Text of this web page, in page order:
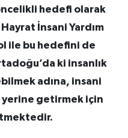
hedefi olarak
İnsani Yardım
ile bu hedefini de
ki insanlık
adına, insani
yerine getirmek için